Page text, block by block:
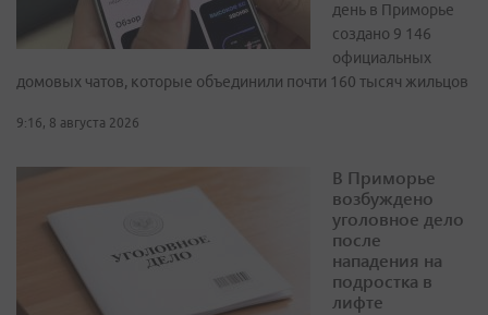
день в Приморье
создано 9 146
официальных
домовых чатов, которые объединили почти 160 тысяч жильцов
9:16, 8 августа 2026
В Приморье
возбуждено
уголовное дело
после
нападения на
подростка в
лифте